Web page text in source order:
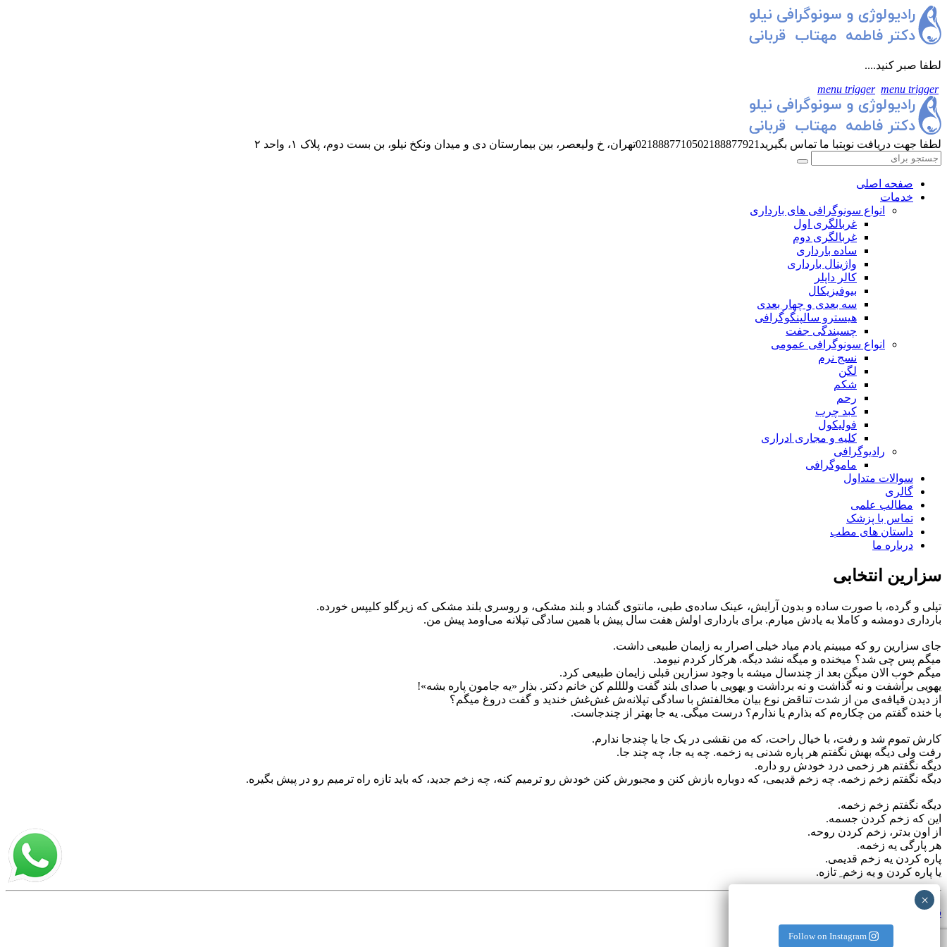
لطفا صبر کنید....
menu trigger menu trigger
لطفا جهت دریافت نوبتبا ما تماس بگیرید 0218887710502188877921 تهران، خ ولیعصر، بین بیمارستان دی و میدان ونکخ نیلو، بن بست دوم، پلاک ۱، واحد ۲
صفحه اصلی
خدمات
انواع سونوگرافی های بارداری
غربالگری اول
غربالگری دوم
ساده بارداری
واژینال بارداری
کالر داپلر
بیوفیزیکال
سه بعدی و چهار بعدی
هیسترو سالپنگوگرافی
چسبندگی جفت
انواع سونوگرافی عمومی
نسج نرم
لگن
شکم
رحم
کبد چرب
فولیکول
کلیه و مجاری ادراری
رادیوگرافی
ماموگرافی
سوالات متداول
گالری
مطالب علمی
تماس با پزشک
داستان های مطب
درباره ما
سزارین انتخابی
تپلی و گرده، با صورت ساده و بدون آرایش، عینک ساده‌ی طبی، مانتوی گشاد و بلند مشکی، و روسری بلند مشکی که زیرگلو کلیپس خورده.
بارداری دومشه و کاملا به یادش میارم. برای بارداری اولش هفت سال پیش با همین سادگی تپلانه می‌اومد پیش من.
جای سزارین رو که میبینم یادم میاد خیلی اصرار به زایمان طبیعی داشت.
میگم پس چی شد؟ میخنده و میگه نشد دیگه. هرکار کردم نیومد.
میگم خوب الان میگن بعد از چندسال میشه با وجود سزارین قبلی زایمان طبیعی کرد.
یهویی برآشفت و نه گذاشت و نه برداشت و یهویی با صدای بلند گفت وللللم کن خانم دکتر. بذار «یه جامون پاره بشه»!
از دیدن قیافه‌ی من از شدت تناقض نوع بیان مخالفتش با سادگی تپلانه‌ش غش‌غش خندید و گفت دروغ میگم؟
با خنده گفتم من چکاره‌م که بذارم یا نذارم؟ درست میگی. یه جا بهتر از چندجاست.
کارش تموم شد و رفت، با خیال راحت، که من نقشی در یک جا یا چندجا ندارم.
رفت ولی دیگه بهش نگفتم هر پاره شدنی یه زخمه. چه یه جا، چه چند جا.
دیگه نگفتم هر زخمی درد خودش رو داره.
دیگه نگفتم زخم زخمه. چه زخم قدیمی، که دوباره بازش کنن و مجبورش کنن خودش رو ترمیم کنه، چه زخم جدید، که باید تازه راه ترمیم رو در پیش بگیره.
دیگه نگفتم زخم زخمه.
این که زخم کردن جسمه.
از اون بدتر، زخم کردن روحه.
هر پارگی یه زخمه.
پاره کردن یه زخم قدیمی.
یا پاره کردن و یه زخم ِ تازه.
قبلیناراحت نباش
پزشک شدن Follow on Instagram